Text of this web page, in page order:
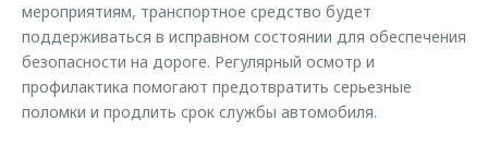
мероприятиям, транспортное средство будет
поддерживаться в исправном состоянии для обеспечения
безопасности на дороге. Регулярный осмотр и
профилактика помогают предотвратить серьезные
поломки и продлить срок службы автомобиля.